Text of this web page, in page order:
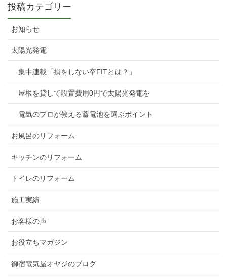
投稿カテゴリー
お知らせ
太陽光発電
集中連載「損をしない卒FITとは？」
屋根を貸して設置費用0円で太陽光発電を
電気のプロが教える蓄電池を選ぶポイント
お風呂のリフォーム
キッチンのリフォーム
トイレのリフォーム
施工実績
お客様の声
お役立ちマガジン
御宿電気屋オヤジのブログ